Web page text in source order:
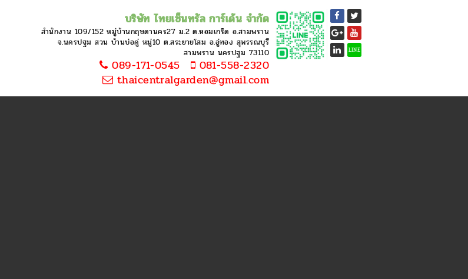
บริษัท ไทยเซ็นทรัล การ์เด้น จำกัด
สำนักงาน 109/152 หมู่บ้านกฤษดานคร27 ม.2 ต.หอมเกร็ด อ.สามพราน
จ.นครปฐม สวน บ้านบ่อคู่ หมู่10 ต.สระยายโสม อ.อู่ทอง สุพรรณบุรี
สามพราน นครปฐม 73110
089-171-0545
081-558-2320
thaicentralgarden@gmail.com
LINE